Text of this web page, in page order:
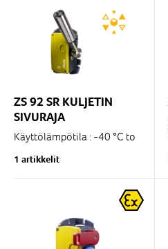
ZS 92 SR KULJETIN
SIVURAJA
Käyttölämpötila : -40 °C to
Runko korrosioota
kestävästä alumiinista
1 artikkelit